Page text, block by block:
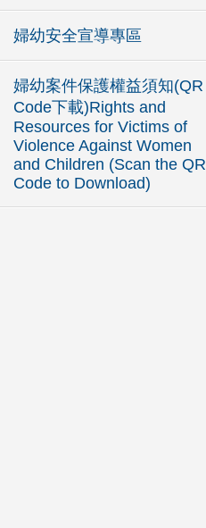
婦幼安全宣導專區
婦幼案件保護權益須知(QR
Code下載)Rights and
Resources for Victims of
Violence Against Women
and Children (Scan the QR
Code to Download)